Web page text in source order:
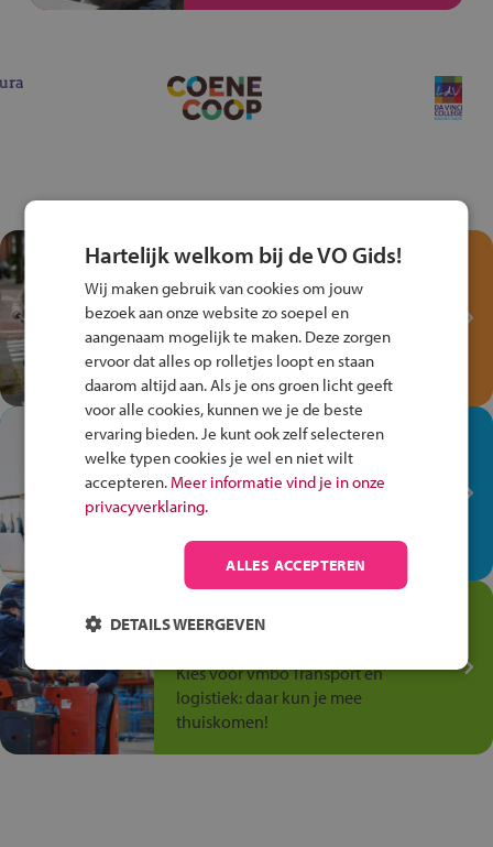
Test je kennis met het
Fiets Veilig
Verkeersspel!
Speel het Fiets Veilig Verkeersspel
en win een Cortina-fiets!
In de winkel ben je op je
plek!
Ontdek via het vmbo jouw talent
anders is!
Transport en Logistiek
Kies voor vmbo Transport en
logistiek: daar kun je mee
thuiskomen!
Hartelijk welkom bij de VO Gids!
Wij maken gebruik van cookies om jouw
bezoek aan onze website zo soepel en
aangenaam mogelijk te maken. Deze zorgen
ervoor dat alles op rolletjes loopt en staan
daarom altijd aan. Als je ons groen licht geeft
voor alle cookies, kunnen we je de beste
ervaring bieden. Je kunt ook zelf selecteren
welke typen cookies je wel en niet wilt
accepteren. Meer informatie vind je in onze
privacyverklaring.
ALLES ACCEPTEREN
DETAILS WEERGEVEN